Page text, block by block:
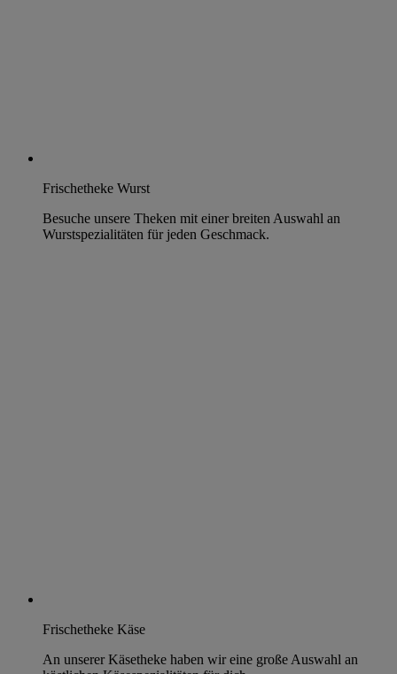
Frischetheke Wurst
Besuche unsere Theken mit einer breiten Auswahl an
Wurstspezialitäten für jeden Geschmack.
Frischetheke Käse
An unserer Käsetheke haben wir eine große Auswahl an